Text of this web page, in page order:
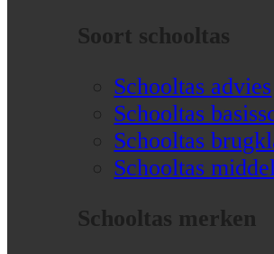
Soort schooltas
Schooltas advies
Schooltas
Schooltas
Schooltas
Schooltas merken